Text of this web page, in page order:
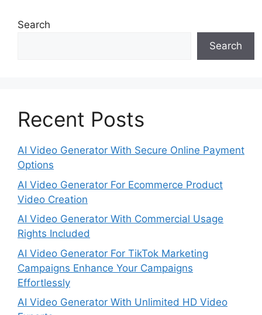
Search
Search
Recent Posts
AI Video Generator With Secure Online Payment
Options
AI Video Generator For Ecommerce Product
Video Creation
AI Video Generator With Commercial Usage
Rights Included
AI Video Generator For TikTok Marketing
Campaigns Enhance Your Campaigns
Effortlessly
AI Video Generator With Unlimited HD Video